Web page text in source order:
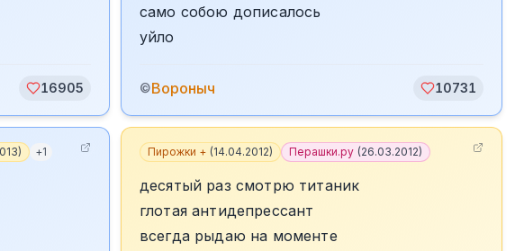
16905
само собою дописалось
уйло
©Вороныч 10731
) +1 Пирожки + (14.04.2012) Перашки.ру (26.03.2012)
десятый раз смотрю титаник
глотая антидепрессант
всегда рыдаю на моменте